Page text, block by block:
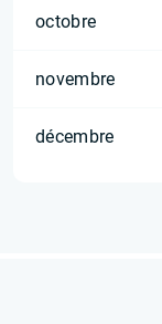
octobre
novembre
décembre